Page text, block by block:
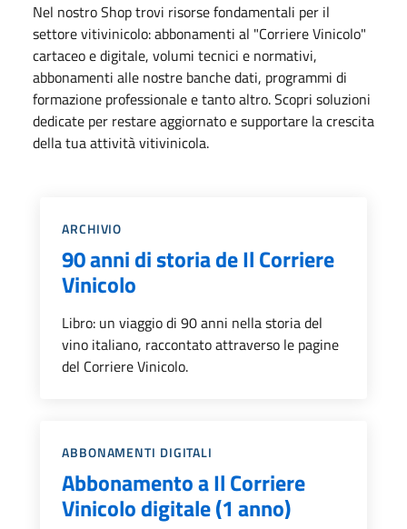
Nel nostro Shop trovi risorse fondamentali per il
settore vitivinicolo: abbonamenti al "Corriere Vinicolo"
cartaceo e digitale, volumi tecnici e normativi,
abbonamenti alle nostre banche dati, programmi di
formazione professionale e tanto altro. Scopri soluzioni
dedicate per restare aggiornato e supportare la crescita
della tua attività vitivinicola.
Categoria::
ARCHIVIO
90 anni di storia de Il Corriere
Vinicolo
Libro: un viaggio di 90 anni nella storia del
vino italiano, raccontato attraverso le pagine
del Corriere Vinicolo.
Categoria::
ABBONAMENTI DIGITALI
Abbonamento a Il Corriere
Vinicolo digitale (1 anno)